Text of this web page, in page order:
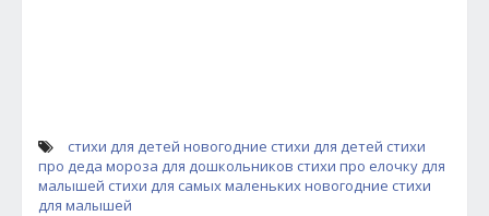
стихи для детей новогодние стихи для детей стихи
про деда мороза для дошкольников стихи про елочку для
малышей стихи для самых маленькихновогодние стихи
для малышей